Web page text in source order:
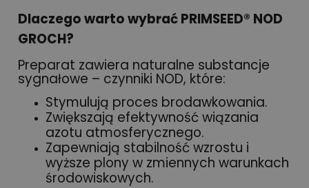
Dlaczego warto wybrać PRIMSEED® NOD
GROCH?
Preparat zawiera naturalne substancje
sygnałowe – czynniki NOD, które:
Stymulują proces brodawkowania.
Zwiększają efektywność wiązania
azotu atmosferycznego.
Zapewniają stabilność wzrostu i
wyższe plony w zmiennych warunkach
środowiskowych.